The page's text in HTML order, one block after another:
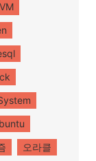
오라클